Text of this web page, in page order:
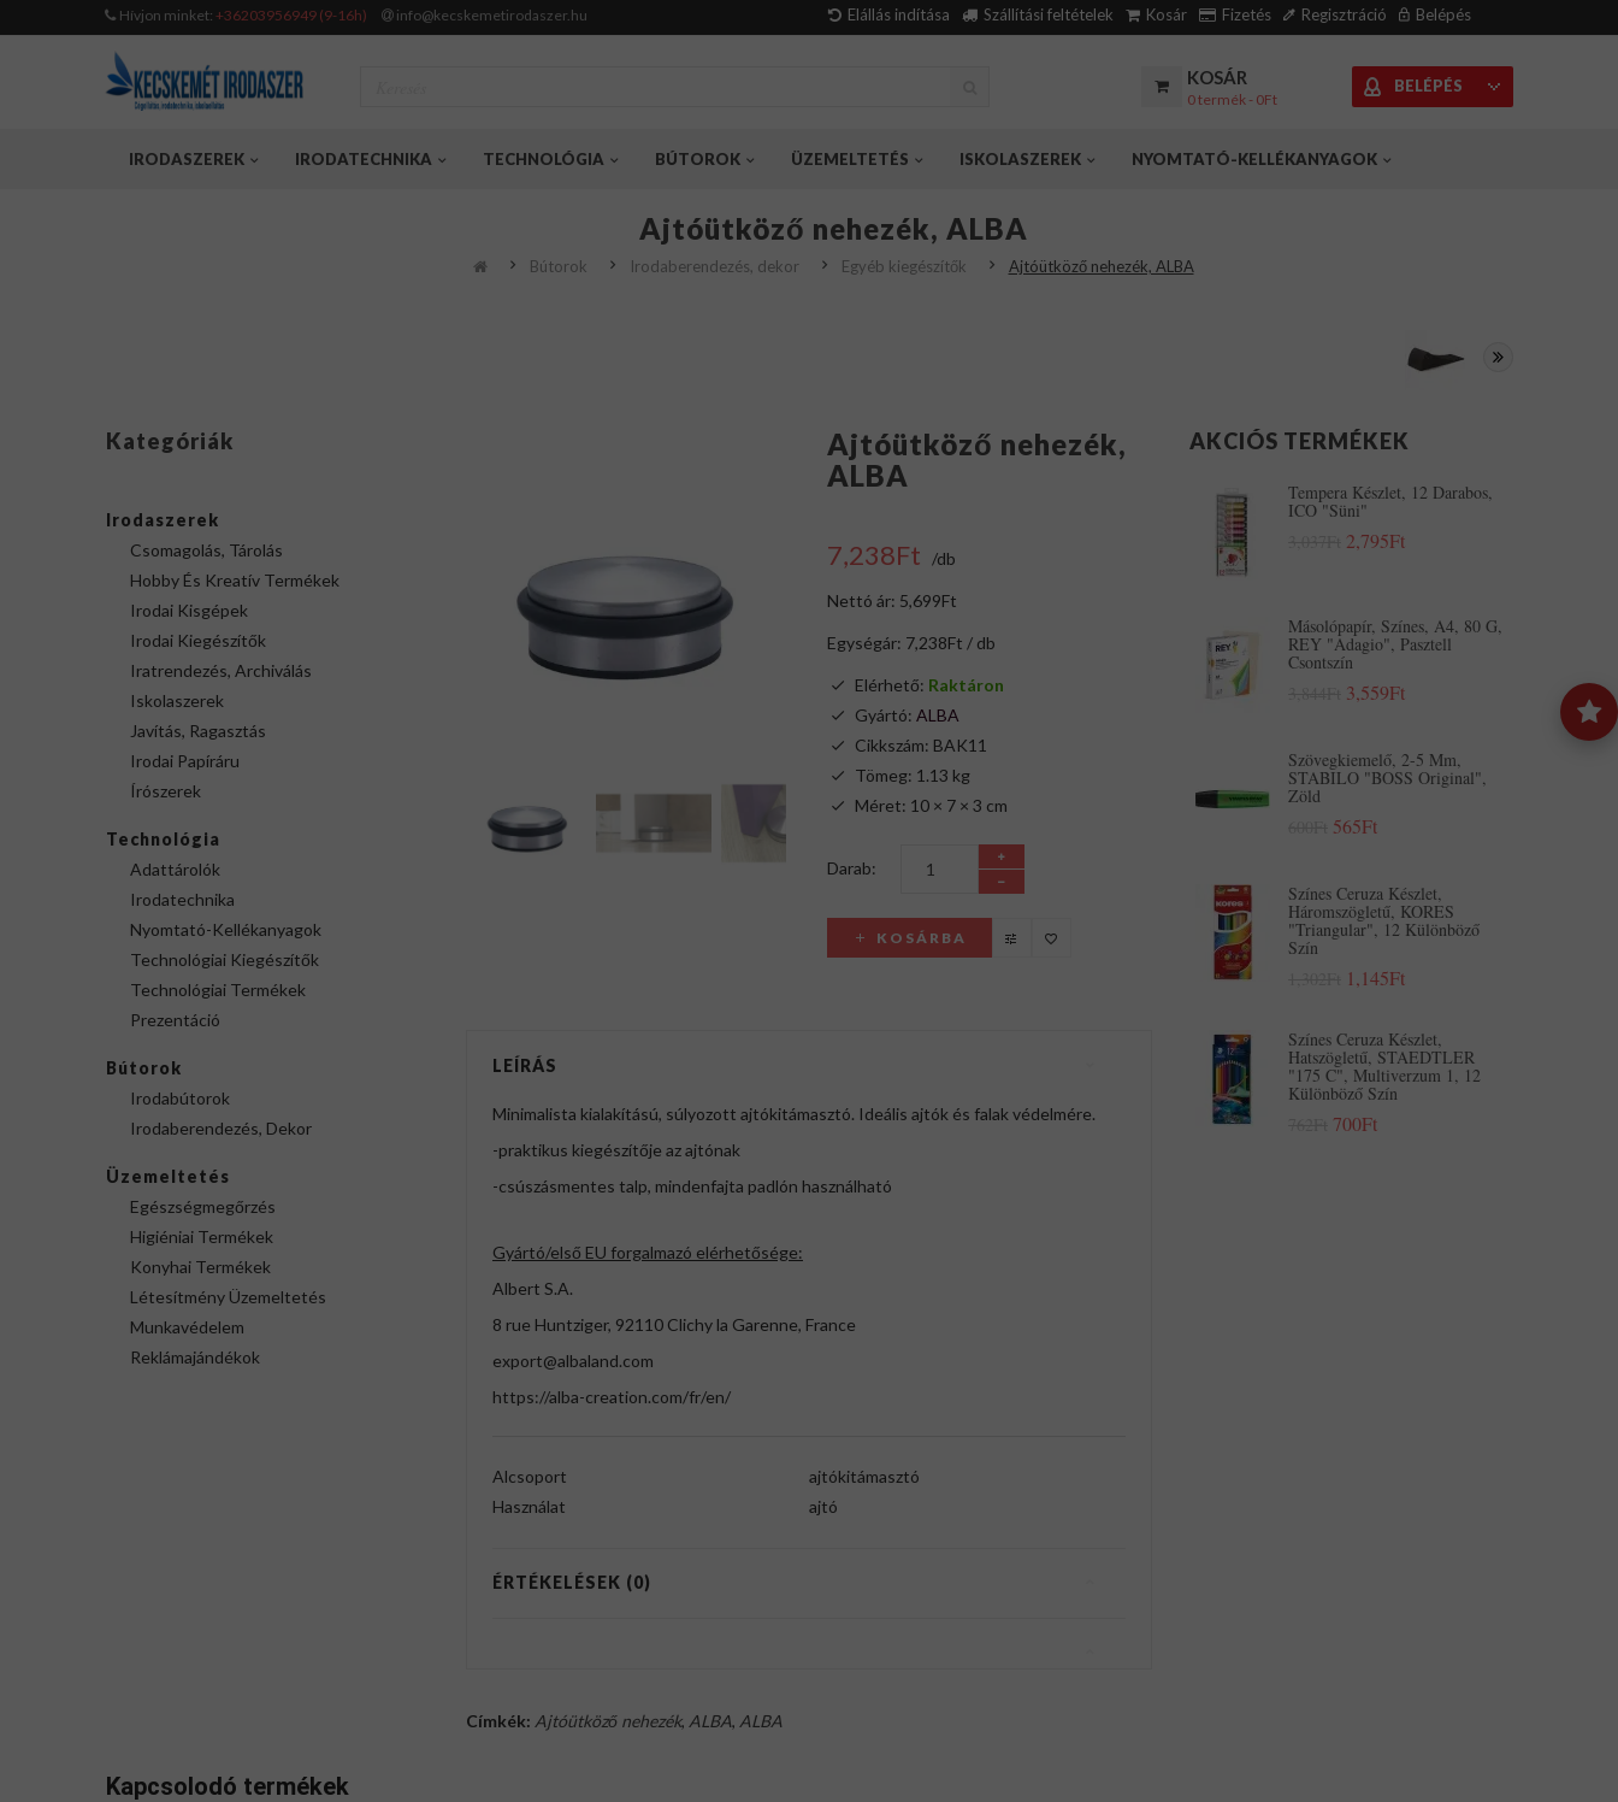
Hívjon minket: +36203956949 (9-16h) info@kecskemetirodaszer.hu Elállás indítása Szállítási feltételek Kosár Fizetés Regisztráció Belépés
KOSÁR
0 termék - 0Ft
BELÉPÉS
IRODASZEREK IRODATECHNIKA TECHNOLÓGIA BÚTOROK ÜZEMELTETÉS ISKOLASZEREK NYOMTATÓ-KELLÉKANYAGOK
Ajtóütköző nehezék, ALBA
Bútorok Irodaberendezés, dekor Egyéb kiegészítők Ajtóütköző nehezék, ALBA
Kategóriák
Irodaszerek
Csomagolás, Tárolás
Hobby És Kreatív Termékek
Irodai Kisgépek
Irodai Kiegészítők
Iratrendezés, Archiválás
Iskolaszerek
Javítás, Ragasztás
Irodai Papíráru
Írószerek
Technológia
Adattárolók
Irodatechnika
Nyomtató-Kellékanyagok
Technológiai Kiegészítők
Technológiai Termékek
Prezentáció
Bútorok
Irodabútorok
Irodaberendezés, Dekor
Üzemeltetés
Egészségmegőrzés
Higiéniai Termékek
Konyhai Termékek
Létesítmény Üzemeltetés
Munkavédelem
Reklámajándékok
Ajtóütköző nehezék,
ALBA
7,238Ft /db
Nettó ár: 5,699Ft
Egységár: 7,238Ft / db
Elérhető: Raktáron
Gyártó: ALBA
Cikkszám: BAK11
Tömeg: 1.13 kg
Méret: 10 × 7 × 3 cm
Darab:
KOSÁRBA
LEÍRÁS
Minimalista kialakítású, súlyozott ajtókitámasztó. Ideális ajtók és falak védelmére.
-praktikus kiegészítője az ajtónak
-csúszásmentes talp, mindenfajta padlón használható
Gyártó/első EU forgalmazó elérhetősége:
Albert S.A.
8 rue Huntziger, 92110 Clichy la Garenne, France
export@albaland.com
https://alba-creation.com/fr/en/
Alcsoport
ajtókitámasztó
Használat
ajtó
ÉRTÉKELÉSEK (0)
Címkék: Ajtóütköző nehezék, ALBA, ALBA
AKCIÓS TERMÉKEK
Tempera Készlet, 12 Darabos,
ICO "Süni"
2,795Ft
Másolópapír, Színes, A4, 80 G,
REY "Adagio", Pasztell
Csontszín
3,559Ft
Szövegkiemelő, 2-5 Mm,
STABILO "BOSS Original",
Zöld
565Ft
Színes Ceruza Készlet,
Háromszögletű, KORES
"Triangular", 12 Különböző
Szín
1,145Ft
Színes Ceruza Készlet,
Hatszögletű, STAEDTLER
"175 C", Multiverzum 1, 12
Különböző Szín
700Ft
Kapcsolodó termékek